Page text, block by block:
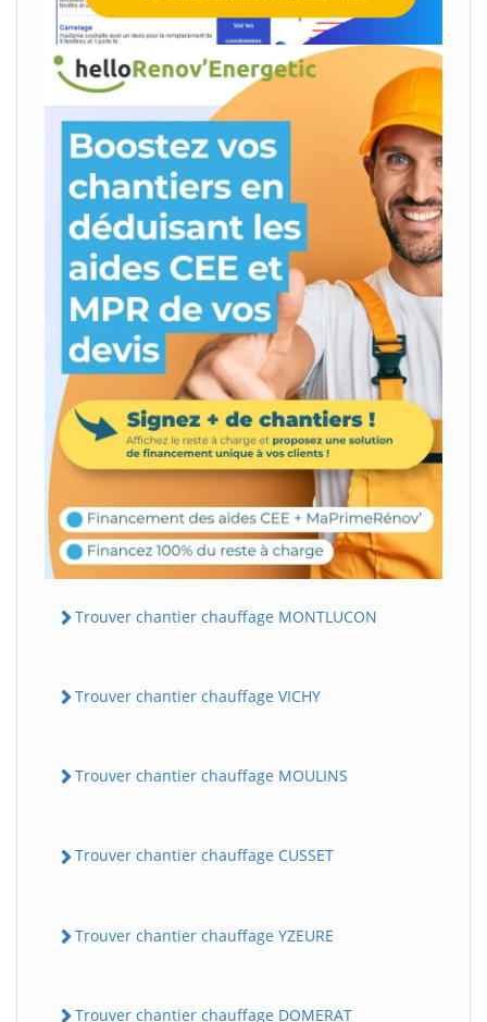
Trouver chantier chauffage MONTLUCON
Trouver chantier chauffage VICHY
Trouver chantier chauffage MOULINS
Trouver chantier chauffage CUSSET
Trouver chantier chauffage YZEURE
Trouver chantier chauffage DOMERAT